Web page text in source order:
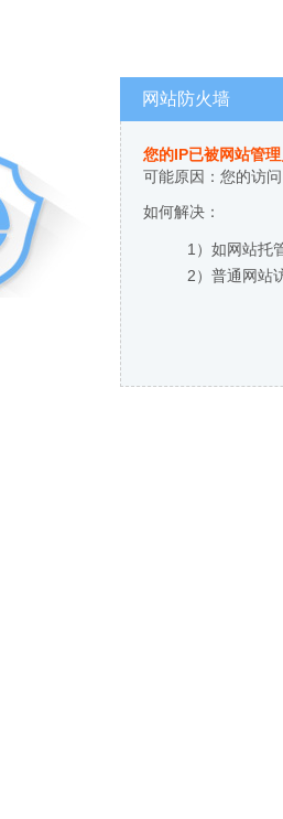
网站防火墙
您的IP已被网站管
可能原因：您的访
如何解决：
1）如网站托
2）普通网站